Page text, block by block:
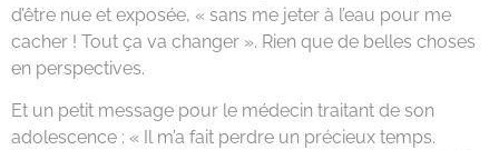
d’être nue et exposée, « sans me jeter à l’eau pour me
cacher ! Tout ça va changer ». Rien que de belles choses
en perspectives.
Et un petit message pour le médecin traitant de son
adolescence : « Il m’a fait perdre un précieux temps.